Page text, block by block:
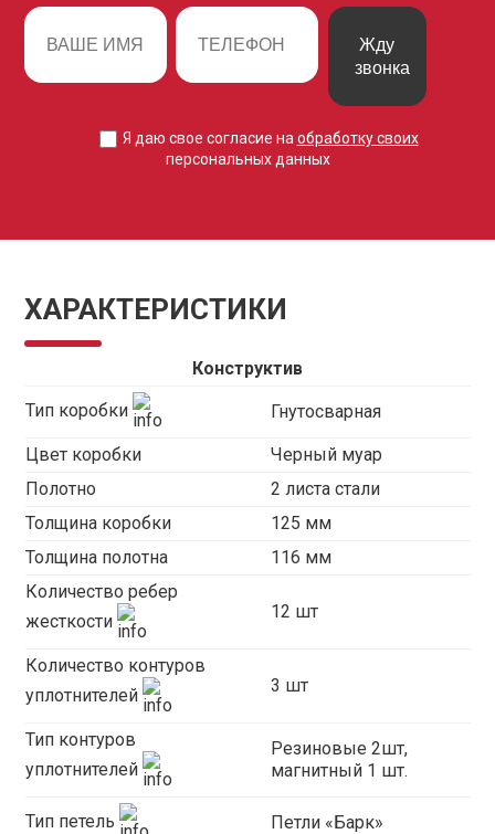
Жду
звонка
Я даю свое согласие на обработку своих
персональных данных
ХАРАКТЕРИСТИКИ
Конструктив
Тип коробки Гнутосварная
Цвет коробки
Черный муар
Полотно
2 листа стали
Толщина коробки
125 мм
Толщина полотна
116 мм
Количество ребер
жесткости
12 шт
Количество контуров
уплотнителей
3 шт
Тип контуров
уплотнителей
Резиновые 2шт,
магнитный 1 шт.
Тип петель Петли «Барк»